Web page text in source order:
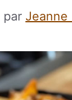
par Jeanne